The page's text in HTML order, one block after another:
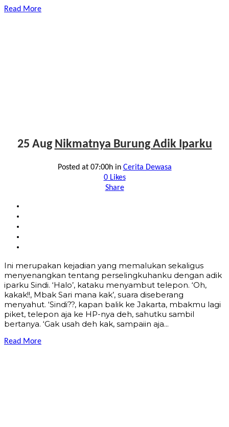
Read More
25 Aug Nikmatnya Burung Adik Iparku
Posted at 07:00hin Cerita Dewasa
0Likes
Share
Ini merupakan kejadian yang memalukan sekaligus
menyenangkan tentang perselingkuhanku dengan adik
iparku Sindi. ‘Halo’, kataku menyambut telepon. ‘Oh,
kakak!!, Mbak Sari mana kak’, suara diseberang
menyahut. ‘Sindi??, kapan balik ke Jakarta, mbakmu lagi
piket, telepon aja ke HP-nya deh, sahutku sambil
bertanya. ‘Gak usah deh kak, sampaiin aja...
Read More